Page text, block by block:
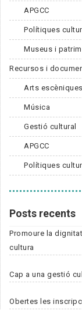
APGCC
Polítiques
Museus i
Recursos i
Arts escèniques
Música
Gestió cultural
APGCC
Polítiques
Posts recents
Promoure la
cultura
Cap a una gestió
Obertes les